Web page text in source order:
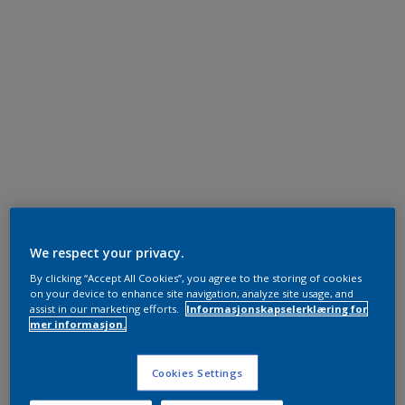
We respect your privacy.
By clicking “Accept All Cookies”, you agree to the storing of cookies
on your device to enhance site navigation, analyze site usage, and
assist in our marketing efforts.
Informasjonskapselerklæring for
mer informasjon.
Cookies Settings